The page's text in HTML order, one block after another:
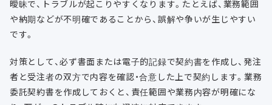
曖昧で、トラブルが起こりやすくなります。たとえば、業務範囲
や納期などが不明確であることから、誤解や争いが生じやすい
です。
対策として、必ず書面または電子的記録で契約書を作成し、発注
者と受注者の双方で内容を確認・合意した上で契約します。業務
委託契約書を作成しておくと、責任範囲や業務内容が明確にな